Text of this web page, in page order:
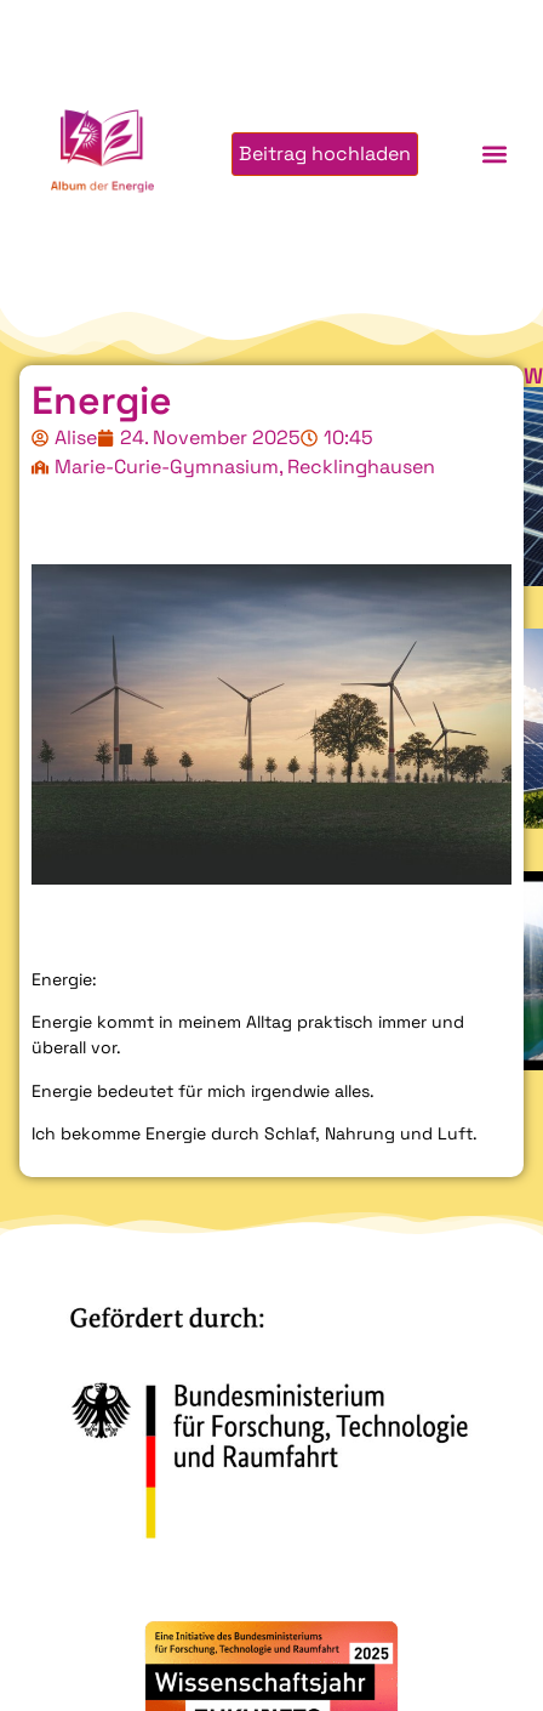
Beitrag hochladen
Energie
Alise 24. November 2025
10:45
Marie-Curie-Gymnasium, Recklinghausen
Energie:
Energie kommt in meinem Alltag praktisch immer und
überall vor.
Energie bedeutet für mich irgendwie alles.
Ich bekomme Energie durch Schlaf, Nahrung und Luft.